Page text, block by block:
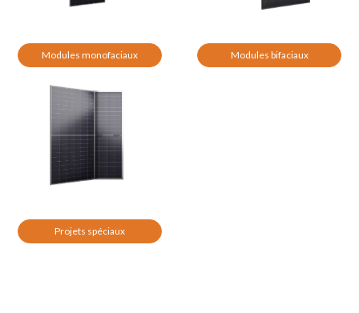
Modules monofaciaux Modules bifaciaux
Projets spéciaux